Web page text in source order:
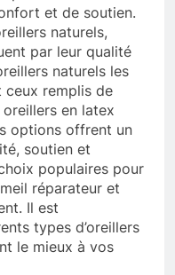
et de soutien.
naturels,
par leur qualité
naturels les
ceux remplis de
en latex
options offrent un
soutien et
populaires pour
réparateur et
Il est
types d’oreillers
le mieux à vos